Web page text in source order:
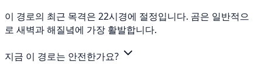
이 경로의 최근 목격은 22시경에 절정입니다. 곰은 일반적으
로 새벽과 해질녘에 가장 활발합니다.
지금 이 경로는 안전한가요?